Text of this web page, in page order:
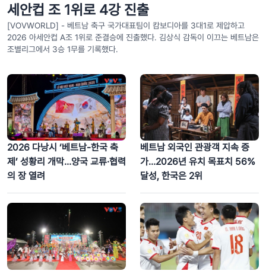
카이딘(Khải Định, 啓定) 황릉 – 후에 고도 유산군에 담긴 동서양 문화
융합의 상징
인도주의 사명을 향한 발자취…베네수엘라 강진 현장에 선 베트남 구조대
세안컵 조 1위로 4강 진출
[VOVWORLD] - 베트남 축구 국가대표팀이 캄보디아를 3대1로 제압하고
2026 아세안컵 A조 1위로 준결승에 진출했다. 김상식 감독이 이끄는 베트남은
조별리그에서 3승 1무를 기록했다.
2026 다낭시 ‘베트남-한국 축
제’ 성황리 개막…양국 교류·협력
의 장 열려
베트남 외국인 관광객 지속 증
가…2026년 유치 목표치 56%
달성, 한국은 2위